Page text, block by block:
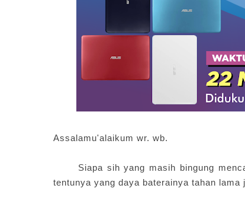
Assalamu'alaikum wr. wb.
Siapa sih yang masih bingung
tentunya yang daya baterainya tahan